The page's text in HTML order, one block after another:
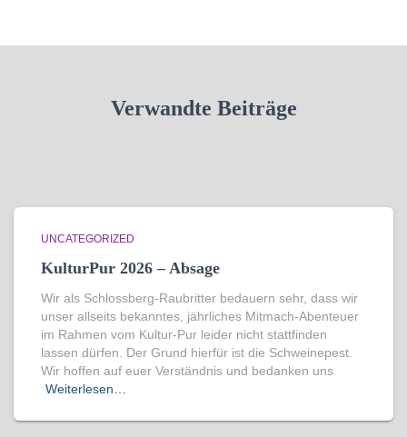
Verwandte Beiträge
UNCATEGORIZED
KulturPur 2026 – Absage
Wir als Schlossberg-Raubritter bedauern sehr, dass wir
unser allseits bekanntes, jährliches Mitmach-Abenteuer
im Rahmen vom Kultur-Pur leider nicht stattfinden
lassen dürfen. Der Grund hierfür ist die Schweinepest.
Wir hoffen auf euer Verständnis und bedanken uns
Weiterlesen…